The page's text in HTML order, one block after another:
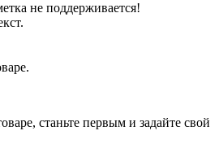
не поддерживается!
станьте первым и задайте свой